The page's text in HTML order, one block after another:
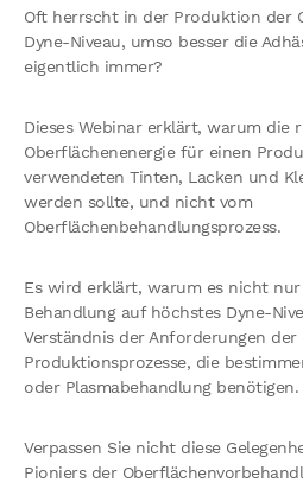
Oft herrscht in der Produktion der
Dyne-Niveau, umso besser die
eigentlich immer?
Dieses Webinar erklärt, warum die
Oberflächenenergie für einen
verwendeten Tinten, Lacken und
werden sollte, und nicht vom
Oberflächenbehandlungsprozess.
Es wird erklärt, warum es nicht nur
Behandlung auf höchstes Dyne-
Verständnis der Anforderungen der
Produktionsprozesse, die
oder Plasmabehandlung benötigen.
Verpassen Sie nicht diese
Pioniers der